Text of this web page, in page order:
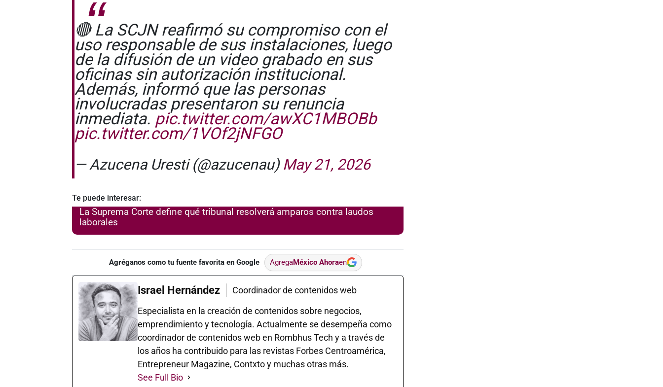
🔴 La SCJN reafirmó su compromiso con el
uso responsable de sus instalaciones, luego
de la difusión de un video grabado en sus
oficinas sin autorización institucional.
Además, informó que las personas
involucradas presentaron su renuncia
inmediata. pic.twitter.com/awXC1MBOBb
pic.twitter.com/1VOf2jNFGO
— Azucena Uresti (@azucenau) May 21, 2026
Te puede interesar:
La Suprema Corte define qué tribunal resolverá amparos contra laudos
laborales
Agréganos como tu fuente favorita en Google AgregaMéxico Ahoraen
Israel Hernández
Coordinador de contenidos web
Especialista en la creación de contenidos sobre negocios,
emprendimiento y tecnología. Actualmente se desempeña como
coordinador de contenidos web en Rombhus Tech y a través de
los años ha contribuido para las revistas Forbes Centroamérica,
Entrepreneur Magazine, Contxto y muchas otras más.
See Full Bio